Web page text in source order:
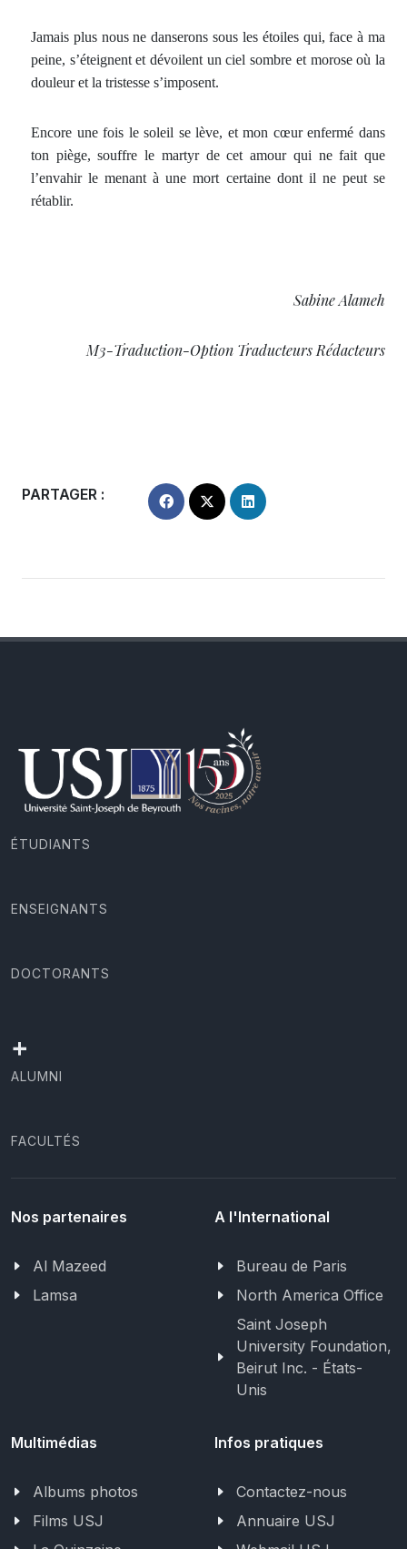
Jamais plus nous ne danserons sous les étoiles qui, face à ma
peine, s’éteignent et dévoilent un ciel sombre et morose où la
douleur et la tristesse s’imposent.
Encore une fois le soleil se lève, et mon cœur enfermé dans
ton piège, souffre le martyr de cet amour qui ne fait que
l’envahir le menant à une mort certaine dont il ne peut se
rétablir.
Sabine Alameh
M3-Traduction-Option Traducteurs Rédacteurs
PARTAGER :
ÉTUDIANTS
ENSEIGNANTS
DOCTORANTS
+
ALUMNI
FACULTÉS
Nos partenaires
Al Mazeed
Lamsa
A l'International
Bureau de Paris
North America Office
Saint Joseph
University Foundation,
Beirut Inc. - États-
Unis
Multimédias
Albums photos
Films USJ
Infos pratiques
Contactez-nous
Annuaire USJ